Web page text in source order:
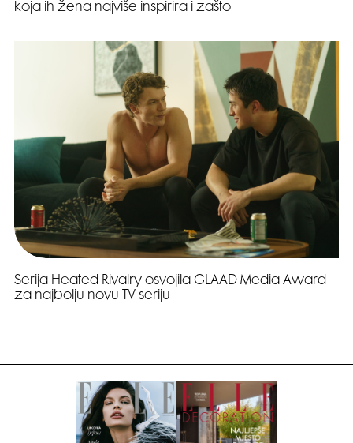
koja ih žena najviše inspirira i zašto
Serija Heated Rivalry osvojila GLAAD Media Award
za najbolju novu TV seriju